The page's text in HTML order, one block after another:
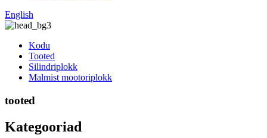
English
Kodu
Tooted
Silindriplokk
Malmist mootoriplokk
tooted
Kategooriad